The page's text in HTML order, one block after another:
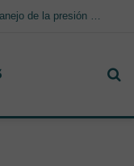
Video: Superficies especiales para el manejo de la presión y cambios posturales en la prevención de lesiones por presión